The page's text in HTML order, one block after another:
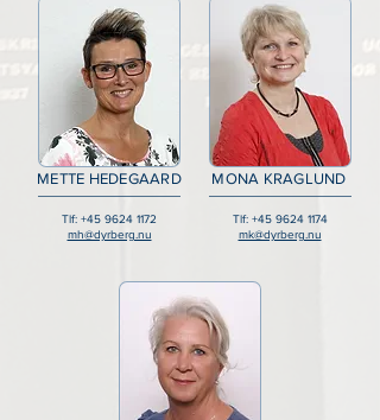
METTE HEDEGAARD
Tlf: +45 9624 1172
mh@dyrberg.nu
MONA KRAGLUND
Tlf: +45 9624 1174
mk@dyrberg.nu